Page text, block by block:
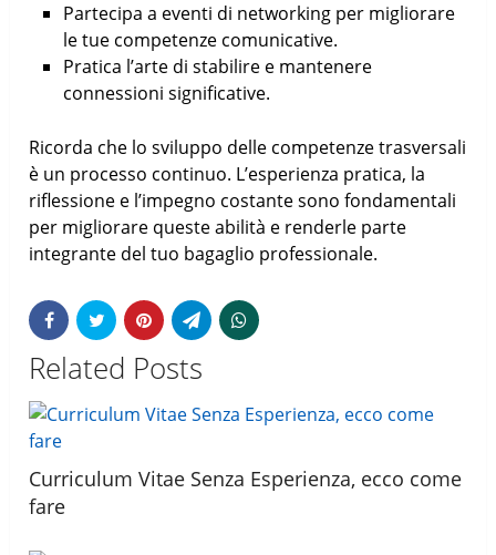
Partecipa a eventi di networking per migliorare
le tue competenze comunicative.
Pratica l’arte di stabilire e mantenere
connessioni significative.
Ricorda che lo sviluppo delle competenze trasversali
è un processo continuo. L’esperienza pratica, la
riflessione e l’impegno costante sono fondamentali
per migliorare queste abilità e renderle parte
integrante del tuo bagaglio professionale.
Related Posts
Curriculum Vitae Senza Esperienza, ecco come
fare